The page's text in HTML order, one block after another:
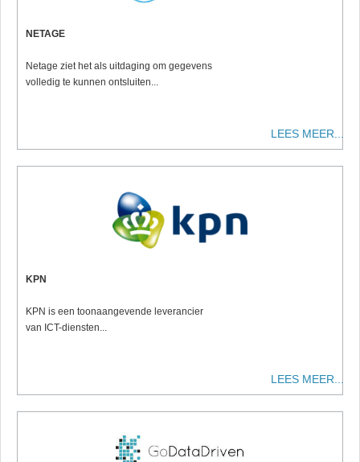
NETAGE
Netage ziet het als uitdaging om gegevens
volledig te kunnen ontsluiten...
LEES MEER...
KPN
KPN is een toonaangevende leverancier
van ICT-diensten...
LEES MEER...